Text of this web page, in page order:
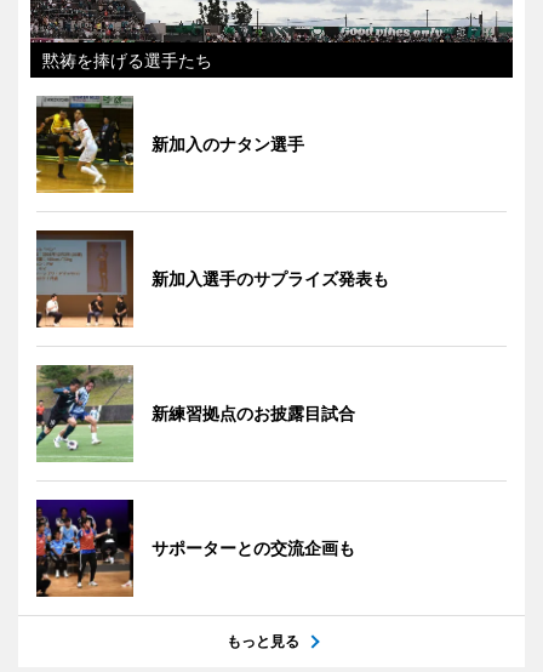
黙祷を捧げる選手たち
新加入のナタン選手
新加入選手のサプライズ発表も
新練習拠点のお披露目試合
サポーターとの交流企画も
もっと見る